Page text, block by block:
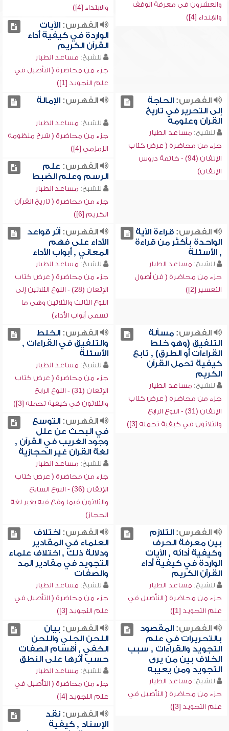
والعشرون في معرفة الوقف
والابتداء [4])
والابتداء [4])
الفهرس:الآيات
الواردة في كيفية أداء
القرآن الكريم
للشيخ: مساعد الطيار
جزء من محاضرة ( التأصيل في
علم التجويد [1])
الفهرس:الحاجة
إلى التحرير في تاريخ
القرآن وعلومه
للشيخ: مساعد الطيار
جزء من محاضرة ( عرض كتاب
الإتقان (94) - خاتمة دروس
الإتقان)
الفهرس:الإمالة
للشيخ: مساعد الطيار
جزء من محاضرة ( شرح منظومة
الزمزمي [4])
الفهرس: علم
الرسم وعلم الضبط
للشيخ: مساعد الطيار
جزء من محاضرة ( تاريخ القرآن
الكريم [6])
الفهرس:قراءة الآية
الواحدة بأكثر من قراءة
, الأسئلة
للشيخ: مساعد الطيار
جزء من محاضرة ( فن أصول
التفسير [2])
الفهرس:أثر قواعد
الأداء على فهم
المعاني , أبواب الأداء
للشيخ: مساعد الطيار
جزء من محاضرة ( عرض كتاب
الإتقان (28) - النوع الثلاثين إلى
النوع الثالث والثلاثين وهي ما
تسمى أبواب الأداء)
الفهرس:مسألة
التلفيق (وهو خلط
القراءات أو الطرق) , تابع
كيفية تحمل القرآن
الكريم
للشيخ: مساعد الطيار
جزء من محاضرة ( عرض كتاب
الإتقان (31) - النوع الرابع
والثلاثون في كيفية تحمله [3])
الفهرس:الخلط
والتلفيق في القراءات ,
الأسئلة
للشيخ: مساعد الطيار
جزء من محاضرة ( عرض كتاب
الإتقان (31) - النوع الرابع
والثلاثون في كيفية تحمله [3])
الفهرس:التوسع
في البحث عن علل
وجود الغريب في القرآن ,
لغة القرآن غير الحجازية
للشيخ: مساعد الطيار
جزء من محاضرة ( عرض كتاب
الإتقان (36) - النوع السابع
والثلاثون فيما وقع فيه بغير لغة
الحجاز)
الفهرس:التلازم
بين معرفة الحرف
وكيفية أدائه , الآيات
الواردة في كيفية أداء
القرآن الكريم
للشيخ: مساعد الطيار
جزء من محاضرة ( التأصيل في
علم التجويد [1])
الفهرس:اختلاف
العلماء في المقادير
ودلالة ذلك , اختلاف علماء
التجويد في مقادير المد
والصفات
للشيخ: مساعد الطيار
جزء من محاضرة ( التأصيل في
علم التجويد [3])
الفهرس:المقصود
بالتحريرات في علم
التجويد والقراءات , سبب
الخلاف بين من يرى
التجويد ومن يعيبه
للشيخ: مساعد الطيار
جزء من محاضرة ( التأصيل في
علم التجويد [3])
الفهرس: بيان
اللحن الجلي واللحن
الخفي , أقسام الصفات
حسب أثرها على النطق
للشيخ: مساعد الطيار
جزء من محاضرة ( التأصيل في
علم التجويد [4])
الفهرس:نقد
الإسناد , كيفية